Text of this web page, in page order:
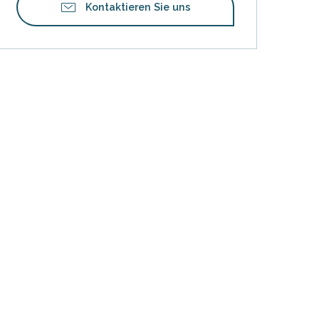
Kontaktieren Sie uns